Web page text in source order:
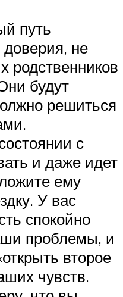
путь
доверия, не
родственников
будут
решиться
с
и даже идет
ему
У вас
спокойно
проблемы, и
второе
чувств.